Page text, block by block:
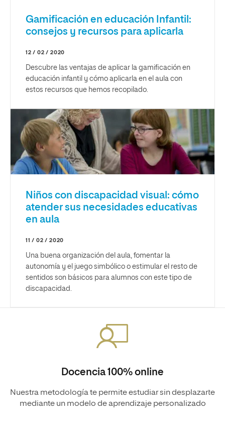
Gamificación en educación Infantil:
consejos y recursos para aplicarla
12 / 02 / 2020
Descubre las ventajas de aplicar la gamificación en
educación infantil y cómo aplicarla en el aula con
estos recursos que hemos recopilado.
Niños con discapacidad visual: cómo
atender sus necesidades educativas
en aula
11 / 02 / 2020
Una buena organización del aula, fomentar la
autonomía y el juego simbólico o estimular el resto de
sentidos son básicos para alumnos con este tipo de
discapacidad.
Docencia 100% online
Nuestra metodología te permite estudiar sin desplazarte
mediante un modelo de aprendizaje personalizado